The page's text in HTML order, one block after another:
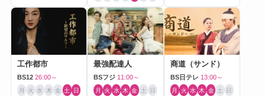
工作都市
BS12 26:00～
月 火 水 木 金 土 日
最強配達人
BSフジ 11:00～
月 火 水 木 金 土 日
商道（サンド）
BS日テレ 13:00～
月 火 水 木 金 土 日